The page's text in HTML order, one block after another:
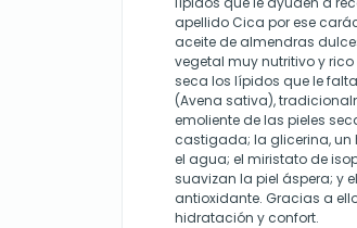
apellido Cica por ese
aceite de almendras
vegetal muy nutritivo y
seca los lípidos que le
(Avena sativa),
emoliente de las pieles
castigada; la glicerina, un
el agua; el miristato de
suavizan la piel áspera; y
antioxidante. Gracias a
hidratación y confort.